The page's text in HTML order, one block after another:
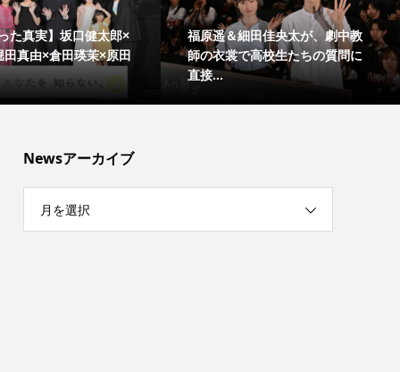
た真実】坂口健太郎×
田真由×倉田瑛茉×原田
福原遥＆細田佳央太が、劇中教
師の衣裳で高校生たちの質問に
直接...
Newsアーカイブ
月を選択